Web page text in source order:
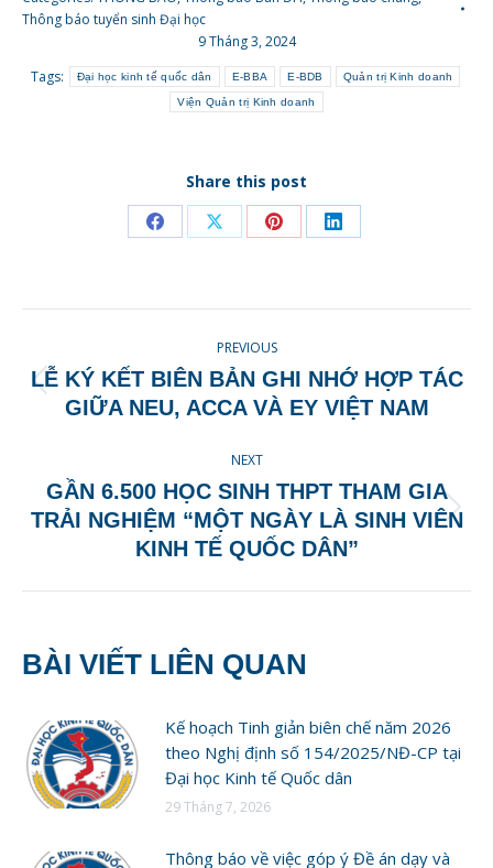
Thông báo tuyển sinh Đại học
9 Tháng 3, 2024
Tags:
Đại học kinh tế quốc dân E-BBA E-BDB Quản trị Kinh doanh
Viện Quản trị Kinh doanh
Share this post
Share
Facebook
Share
X
Share
Pinterest
Share
LinkedIn
NAVIGATION
PREVIOUS
Previous
post:
LỄ KÝ KẾT BIÊN BẢN GHI NHỚ HỢP TÁC
GIỮA NEU, ACCA VÀ EY VIỆT NAM
NEXT
Next
post:
GẦN 6.500 HỌC SINH THPT THAM GIA
TRẢI NGHIỆM “MỘT NGÀY LÀ SINH VIÊN
KINH TẾ QUỐC DÂN”
BÀI VIẾT LIÊN QUAN
Kế hoạch Tinh giản biên chế năm 2026
theo Nghị định số 154/2025/NĐ-CP tại
Đại học Kinh tế Quốc dân
29 Tháng 7, 2026
Thông báo về việc góp ý Đề án dạy và